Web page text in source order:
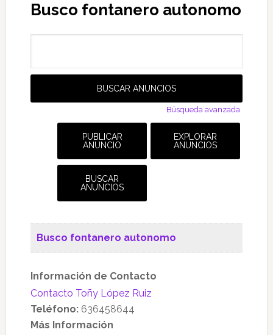
Busco fontanero autonomo
Búsqueda avanzada
PUBLICAR
ANUNCIO
EXPLORAR
ANUNCIOS
BUSCAR
ANUNCIOS
Busco fontanero autonomo
Información de Contacto
Contacto Toñy López Ruiz
Teléfono:636458644
Más Información